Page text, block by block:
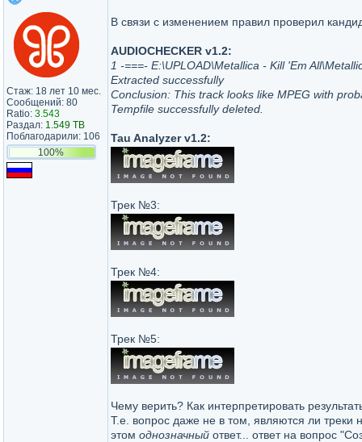
Стаж: 18 лет 10 мес.
Сообщений: 80
Ratio: 3.543
Раздал: 1.549 TB
Поблагодарили: 106
100%
В связи с изменением правил проверил
AUDIOCHECKER v1.2:
1 -===- E:\UPLOAD\Metallica - Kill 'Em
Extracted successfully
Conclusion: This track looks like MPEG with
Tempfile successfully deleted.
Tau Analyzer v1.2:
Трек №3:
Трек №4:
Трек №5:
Чему верить? Как интерпретировать
Т.е. вопрос даже не в том, являются ли треки
этом однозначный ответ... ответ на вопрос